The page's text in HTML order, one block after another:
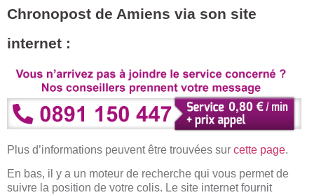
Chronopost de Amiens via son site
internet :
Plus d’informations peuvent être trouvées sur cette page.
En bas, il y a un moteur de recherche qui vous permet de
suivre la position de votre colis. Le site internet fournit